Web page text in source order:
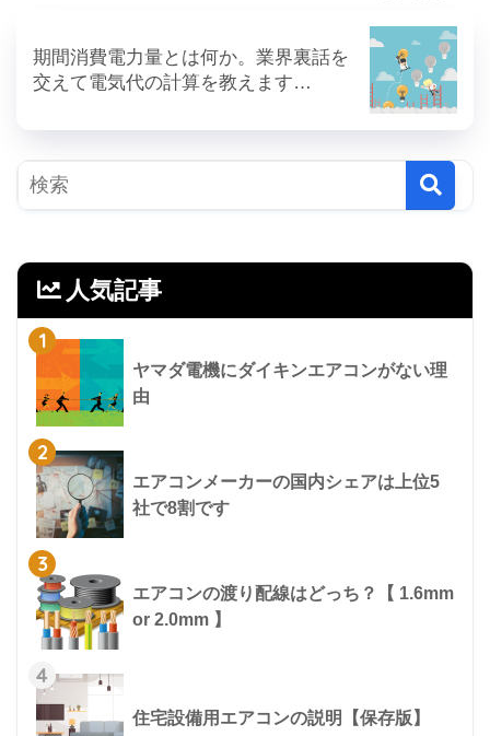
期間消費電力量とは何か。業界裏話を
交えて電気代の計算を教えます…
人気記事
1
ヤマダ電機にダイキンエアコンがない理
由
2
エアコンメーカーの国内シェアは上位5
社で8割です
3
エアコンの渡り配線はどっち？【 1.6mm
or 2.0mm 】
4
住宅設備用エアコンの説明【保存版】